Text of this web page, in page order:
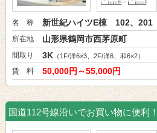
名 称 新世紀ハイツE棟 102、201
所在地 山形県鶴岡市西茅原町
間取り 3K（1F/洋6×3、2F/洋6、和6×2）
賃 料 50,000円～55,000円
国道112号線沿いでお買い物に便利！